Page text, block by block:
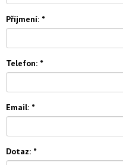
Příjmení: *
Telefon: *
Email: *
Dotaz: *